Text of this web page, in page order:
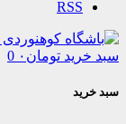
تومان۰ 0